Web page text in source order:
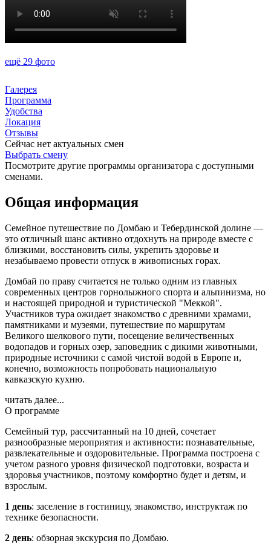
ещё 29 фото
Галерея
Программа
Удобства
Локация
Отзывы
Сейчас нет актуальных смен
Выбрать смену
Посмотрите другие программы организатора с доступными
сменами.
Общая информация
Семейное путешествие по Домбаю и Тебердинской долине —
это отличный шанс активно отдохнуть на природе вместе с
близкими, восстановить силы, укрепить здоровье и
незабываемо провести отпуск в живописных горах.
Домбай по праву считается не только одним из главных
современных центров горнолыжного спорта и альпинизма, но
и настоящей природной и туристической "Меккой".
Участников тура ожидает знакомство с древними храмами,
памятниками и музеями, путешествие по маршрутам
Великого шелкового пути, посещение величественных
водопадов и горных озер, заповедник с дикими животными,
природные источники с самой чистой водой в Европе и,
конечно, возможность попробовать национальную
кавказскую кухню.
читать далее...
О программе
Семейный тур, рассчитанный на 10 дней, сочетает
разнообразные мероприятия и активности: познавательные,
развлекательные и оздоровительные. Программа построена с
учетом разного уровня физической подготовки, возраста и
здоровья участников, поэтому комфортно будет и детям, и
взрослым.
1 день: заселение в гостиницу, знакомство, инструктаж по
технике безопасности.
2 день: обзорная экскурсия по Домбаю.